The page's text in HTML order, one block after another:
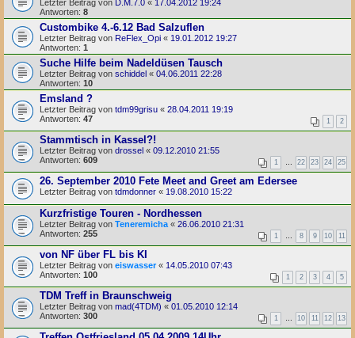
Letzter Beitrag von D.M.7.0 « 17.04.2012 19:24
Antworten: 8
Custombike 4.-6.12 Bad Salzuflen
Letzter Beitrag von ReFlex_Opi « 19.01.2012 19:27
Antworten: 1
Suche Hilfe beim Nadeldüsen Tausch
Letzter Beitrag von schiddel « 04.06.2011 22:28
Antworten: 10
Emsland ?
Letzter Beitrag von tdm99grisu « 28.04.2011 19:19
Antworten: 47 1 2
Stammtisch in Kassel?!
Letzter Beitrag von drossel « 09.12.2010 21:55
Antworten: 609 1 22 23 24 25
26. September 2010 Fete Meet and Greet am Edersee
Letzter Beitrag von tdmdonner « 19.08.2010 15:22
Kurzfristige Touren - Nordhessen
Letzter Beitrag von Teneremicha « 26.06.2010 21:31
Antworten: 255 1 8 9 10 11
von NF über FL bis KI
Letzter Beitrag von eiswasser« 14.05.2010 07:43
Antworten: 100 1 2 3 4 5
TDM Treff in Braunschweig
Letzter Beitrag von mad(4TDM) « 01.05.2010 12:14
Antworten: 300 1 10 11 12 13